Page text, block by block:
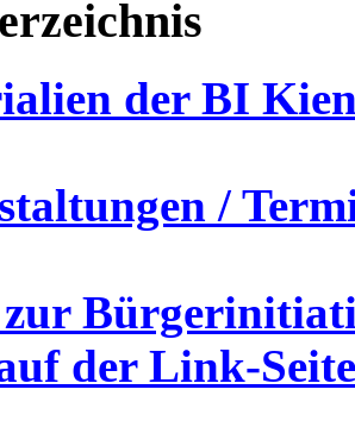
der BI
/
der Link-Seite